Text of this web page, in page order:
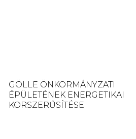
GÖLLE ÖNKORMÁNYZATI
ÉPÜLETÉNEK ENERGETIKAI
KORSZERŰSÍTÉSE